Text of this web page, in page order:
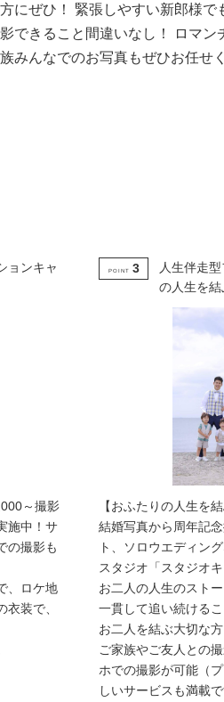
にぜひ！ 緊張しやすい新郎様で
できること間違いなし！ ロマ
みんなでのお写真もぜひお任せ
ョンキャ
～撮影
施中！サ
の撮影も
、ロケ地
装で、
POINT 3
人生伴走
の人生を
【おふたりの人生を
結婚写真から周年記
ト、ソロウエディン
スタジオ「スタジオ
お二人の人生のスト
一貫して追い続ける
お二人を結ぶ大切な
ご家族やご友人との
ホでの撮影が可能（
しいサービスも満載で